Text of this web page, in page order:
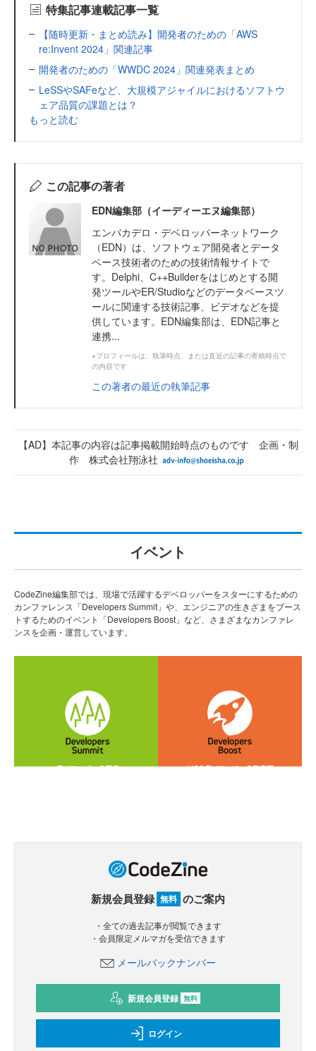
特集記事連載記事一覧
【随時更新・まとめ読み】開発者のための「AWS
re:Invent 2024」関連記事
開発者のための「WWDC 2024」関連発表まとめ
LeSSやSAFeなど、大規模アジャイルにおけるソフトウ
ェア品質の課題とは？
もっと読む
この記事の著者
EDN編集部（イーディーエヌ編集部）
エンバカデロ・デベロッパーネットワーク
（EDN）は、ソフトウェア開発者とデータ
ベース技術者のための技術情報サイトで
す。Delphi、C++Builderをはじめとする開
発ツールやER/Studioなどのデータベースツ
ールに関連する技術記事、ビデオなどを提
供しています。EDN編集部は、EDN記事と
連携...
※プロフィールは、執筆時点、または直近の記事の寄稿時点で
の内容です
この著者の最近の執筆記事
【AD】本記事の内容は記事掲載開始時点のものです 企画・制
作 株式会社翔泳社
イベント
CodeZine編集部では、現場で活躍するデベロッパーをスターにするための
カンファレンス「Developers Summit」や、エンジニアの生きざまをブース
トするためのイベント「Developers Boost」など、さまざまなカンファレ
ンスを企画・運営しています。
新規会員登録 無料 のご案内
・全ての過去記事が閲覧できます
・会員限定メルマガを受信できます
メールバックナンバー
新規会員登録 無料
ログイン